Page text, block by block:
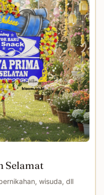
Selamat
wisuda, dll